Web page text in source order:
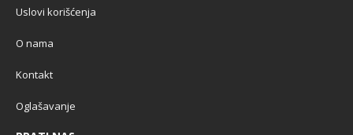
Uslovi korišćenja
O nama
Kontakt
Oglašavanje